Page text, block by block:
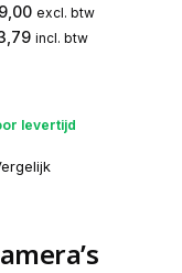
excl. btw
incl. btw
levertijd